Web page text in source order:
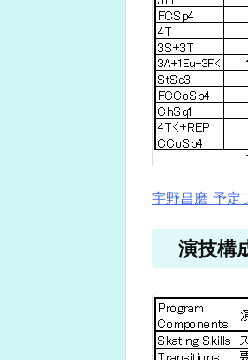
宇野昌磨 予定
演技構